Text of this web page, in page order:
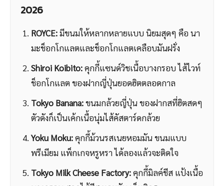
2026
ROYCE:มีขนมให้หลากหลายแบบ นิยมสุดๆ คือ นา
มะช็อกโกแลตและช็อกโกแลตเคลือบมันฝรั่ง
Shiroi Koibito:คุกกี้แซนด์วิชเนื้อบางกรอบ ไส้ไวท์
ช็อกโกแลต ของฝากญี่ปุ่นยอดฮิตตลอดกาล
Tokyo Banana:ขนมกล้วยญี่ปุ่น ของฝากสที่ฮิตสดๆ
ตัวดังก็เป็นเค้กเนื้อนุ่มไส้คัสตาร์ดกล้วย
Yoku Moku:คุกกี้ม้วนรสเนยหอมมัน ขนมแบบ
พรีเมียม แพ็กเกจหรูหรา ได้ลองแล้วจะติดใจ
Tokyo Milk Cheese Factory:คุกกี้มิลค์ชีส แป้งเนื้อ